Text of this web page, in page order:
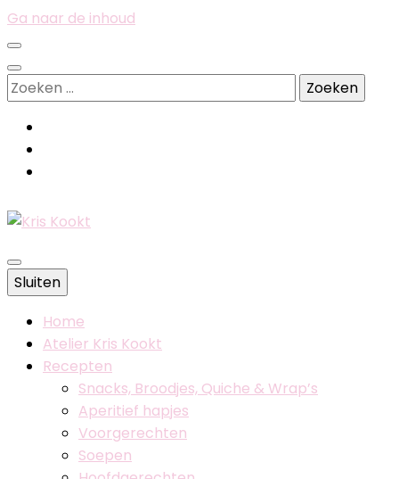
Ga naar de inhoud
Zoeken
naar:
Kris Kookt
Belgische foodblog
Sluiten
Home
Atelier Kris Kookt
Recepten
Snacks, Broodjes, Quiche & Wrap’s
Aperitief hapjes
Voorgerechten
Soepen